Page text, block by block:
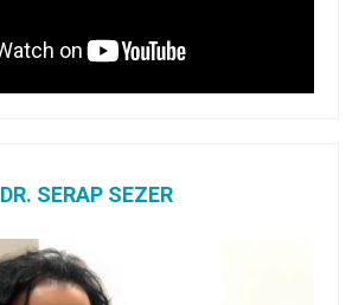
DR. SERAP SEZER